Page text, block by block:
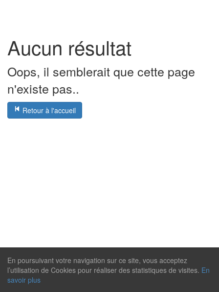
En poursuivant votre navigation sur ce site, vous acceptez
l’utilisation de Cookies pour réaliser des statistiques de visites. En
savoir plus
Aucun résultat
Oops, il semblerait que cette page
n'existe pas..
Retour à l'accueil